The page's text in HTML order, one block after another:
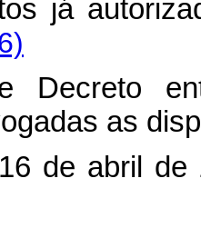
Decreto
as
de abril de